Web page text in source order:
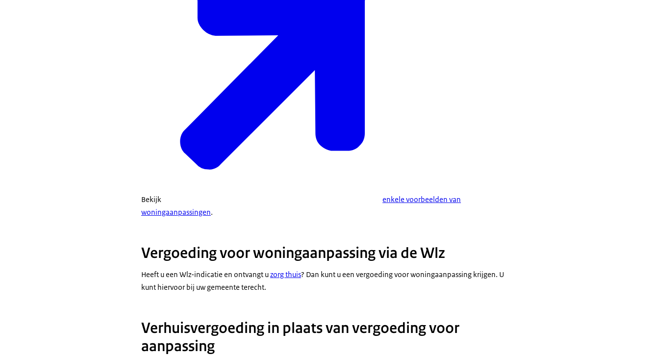
Bekijk
enkele voorbeelden van
woningaanpassingen.
Vergoeding voor woningaanpassing via de Wlz
Heeft u een Wlz-indicatie en ontvangt uzorg thuis? Dan kunt u een vergoeding voor woningaanpassing krijgen. U
kunt hiervoor bij uw gemeente terecht.
Verhuisvergoeding in plaats van vergoeding voor
aanpassing